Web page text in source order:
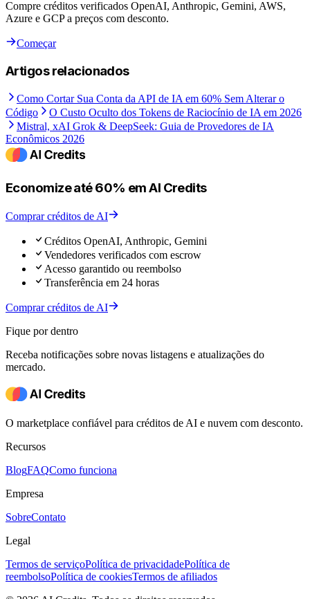
Compre créditos verificados OpenAI, Anthropic, Gemini, AWS,
Azure e GCP a preços com desconto.
Começar
Artigos relacionados
Como Cortar Sua Conta da API de IA em 60% Sem Alterar o
Código
O Custo Oculto dos Tokens de Raciocínio de IA em 2026
Mistral, xAI Grok & DeepSeek: Guia de Provedores de IA
Econômicos 2026
Economize até 60% em AI Credits
Comprar créditos de AI
Créditos OpenAI, Anthropic, Gemini
Vendedores verificados com escrow
Acesso garantido ou reembolso
Transferência em 24 horas
Comprar créditos de AI
Fique por dentro
Receba notificações sobre novas listagens e atualizações do
mercado.
O marketplace confiável para créditos de AI e nuvem com desconto.
Recursos
BlogFAQComo funciona
Empresa
SobreContato
Legal
Termos de serviçoPolítica de privacidadePolítica de
reembolsoPolítica de cookiesTermos de afiliados